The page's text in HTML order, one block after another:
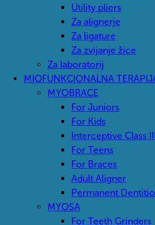
Utility pliers
Za alignerje
Za ligature
Za zvijanje žice
Za laboratorij
MIOFUNKCIONALNA
MYOBRACE
For Juniors
For Kids
Interceptive Class III
For Teens
For Braces
Adult Aligner
Permanent
MYOSA
For Teeth Grinders